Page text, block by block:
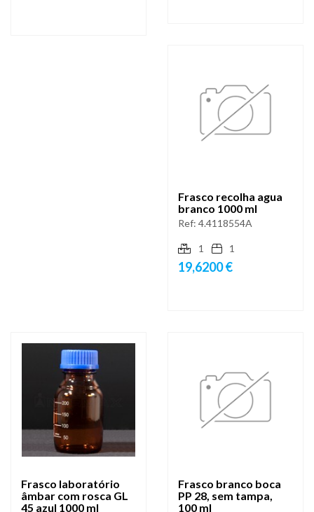
Frasco recolha agua
branco 1000 ml
Ref: 4.4118554A
1 1
19,6200 €
Frasco laboratório
âmbar com rosca GL
45 azul 1000 ml
Frasco branco boca
PP 28, sem tampa,
100 ml